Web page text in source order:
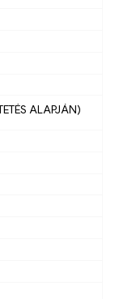
ALAPJÁN)